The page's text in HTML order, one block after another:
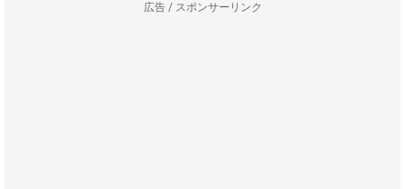
広告 / スポンサーリンク